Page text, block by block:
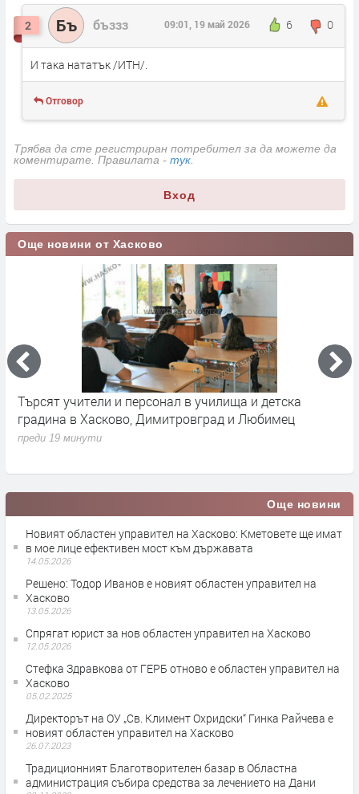
2 Бъ бъззз 6 0
09:01, 19 май 2026
И така нататък /ИТН/.
Отговор
Трябва да сте регистриран потребител за да можете да
коментирате. Правилата - тук
Вход
Още новини от Хасково
Търсят учители и персонал в училища и детска
градина в Хасково, Димитровград и Любимец
преди 19 минути
Още новини
Новият областен управител на Хасково: Кметовете ще имат
в мое лице ефективен мост към държавата
14.05.2026
Решено: Тодор Иванов е новият областен управител на
Хасково
13.05.2026
Спрягат юрист за нов областен управител на Хасково
12.05.2026
Стефка Здравкова от ГЕРБ отново е областен управител на
Хасково
05.02.2025
Директорът на ОУ „Св. Климент Охридски“ Гинка Райчева е
новият областен управител на Хасково
26.07.2023
Традиционният Благотворителен базар в Областна
администрация събира средства за лечението на Дани